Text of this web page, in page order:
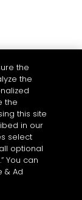
SANTÉ. A
the
the
the
this site
in our
select
optional
You can
& Ad